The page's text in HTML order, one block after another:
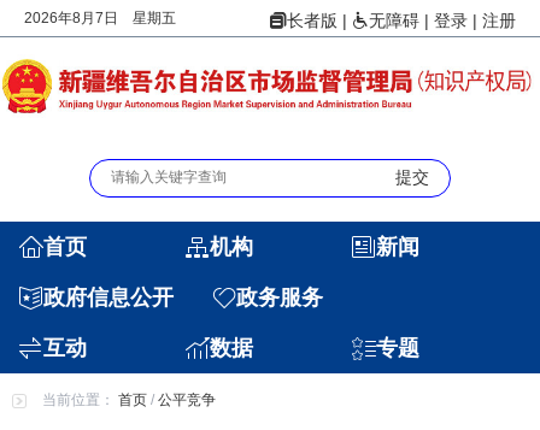
2026年8月7日 星期五 长者版 | 无障碍 | 登录 | 注册
首页 机构 新闻
政府信息公开 政务服务
互动 数据 专题
当前位置： 首页 / 公平竞争